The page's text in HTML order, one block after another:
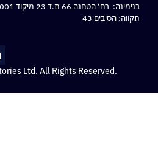
בנימינה: רח‘ הטחנה 66 ת.ד 23 מיקוד 3055001,
תקווה: הסיבים 43
Ltd. All Rights Reserved.